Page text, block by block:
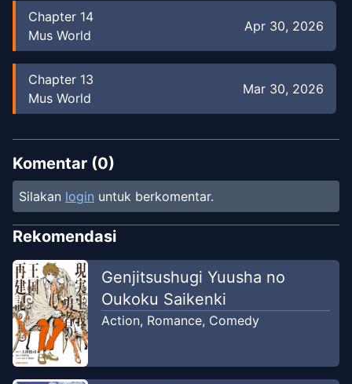
Chapter 14
Mus World
Apr 30, 2026
Chapter 13
Mus World
Mar 30, 2026
Chapter12
Mus World
Chapter11
Mus World
Dec 27, 2025
Chapter10
Mus World
Oct 28, 2025
Chapter10
Mus World
Komentar (0)
Silakan login untuk berkomentar.
Rekomendasi
Genjitsushugi Yuusha no
Oukoku Saikenki
Action, Romance, Comedy